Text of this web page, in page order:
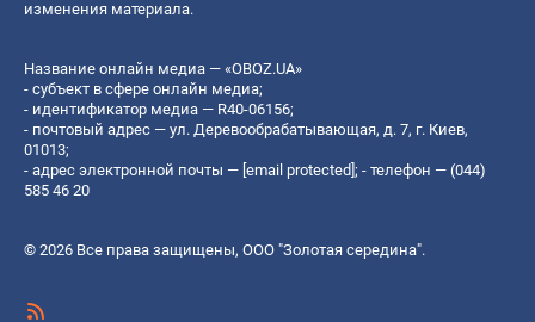
изменения материала.
Название онлайн медиа — «OBOZ.UA»
- субъект в сфере онлайн медиа;
- идентификатор медиа — R40-06156;
- почтовый адрес — ул. Деревообрабатывающая, д. 7, г. Киев,
01013;
- адрес электронной почты — [email protected]; - телефон — (044)
585 46 20
© 2026 Все права защищены, ООО "Золотая середина".